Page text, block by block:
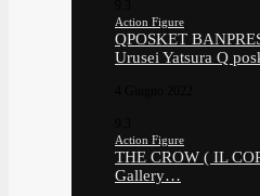
Action Figure
QPOSKET
Urusei Yatsura Q
Action Figure
THE CROW ( IL
Gallery…